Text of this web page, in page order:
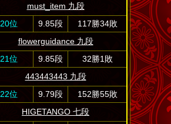
must_item 九段
20位
9.85段
117勝34敗
flowerguidance 九段
21位
9.85段
32勝1敗
443443443 九段
22位
9.79段
152勝55敗
HIGETANGO 七段